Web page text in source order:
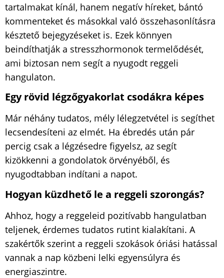
tartalmakat kínál, hanem negatív híreket, bántó
kommenteket és másokkal való összehasonlításra
késztető bejegyzéseket is. Ezek könnyen
beindíthatják a stresszhormonok termelődését,
ami biztosan nem segít a nyugodt reggeli
hangulaton.
Egy rövid légzőgyakorlat csodákra képes
Már néhány tudatos, mély lélegzetvétel is segíthet
lecsendesíteni az elmét. Ha ébredés után pár
percig csak a légzésedre figyelsz, az segít
kizökkenni a gondolatok örvényéből, és
nyugodtabban indítani a napot.
Hogyan küzdhető le a reggeli szorongás?
Ahhoz, hogy a reggeleid pozitívabb hangulatban
teljenek, érdemes tudatos rutint kialakítani. A
szakértők szerint a reggeli szokások óriási hatással
vannak a nap közbeni lelki egyensúlyra és
energiaszintre.